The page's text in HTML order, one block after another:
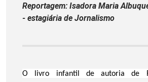
Reportagem: Isadora Maria
- estagiária de Jornalismo
O livro infantil de autoria de